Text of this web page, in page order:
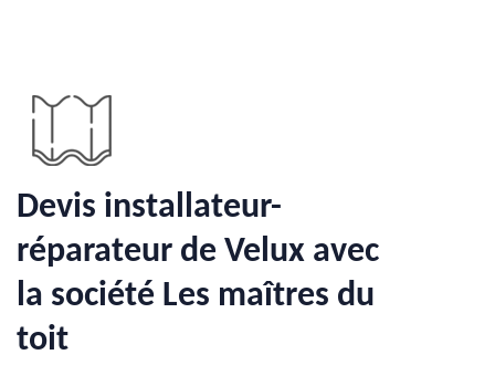
Devis installateur-
réparateur de Velux avec
la société Les maîtres du
toit